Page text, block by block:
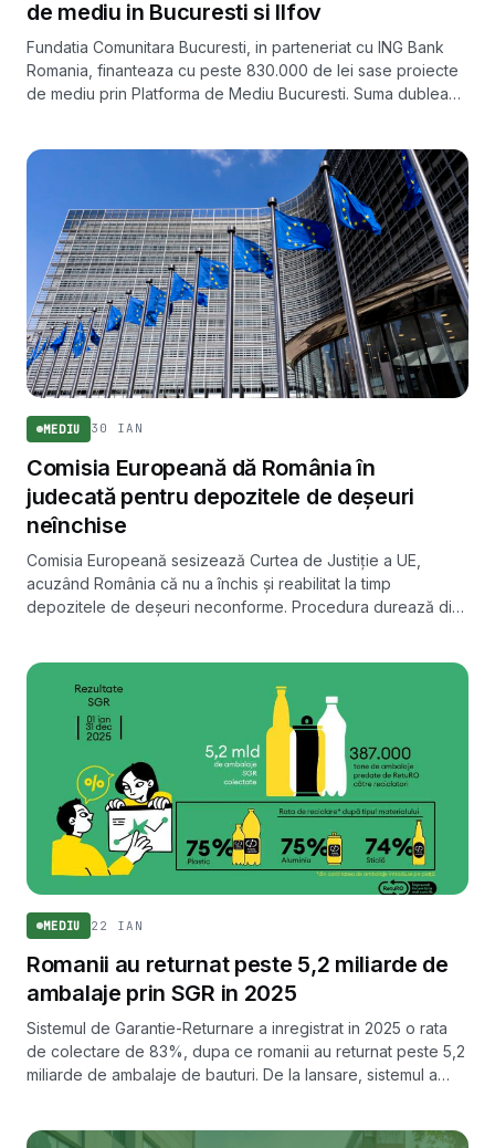
de mediu in Bucuresti si Ilfov
Fundatia Comunitara Bucuresti, in parteneriat cu ING Bank
Romania, finanteaza cu peste 830.000 de lei sase proiecte
de mediu prin Platforma de Mediu Bucuresti. Suma dubleaza
MEDIU 30 IAN
Comisia Europeană dă România în
judecată pentru depozitele de deșeuri
neînchise
Comisia Europeană sesizează Curtea de Justiție a UE,
acuzând România că nu a închis și reabilitat la timp
depozitele de deșeuri neconforme. Procedura durează din
MEDIU 22 IAN
Romanii au returnat peste 5,2 miliarde de
ambalaje prin SGR in 2025
Sistemul de Garantie-Returnare a inregistrat in 2025 o rata
de colectare de 83%, dupa ce romanii au returnat peste 5,2
miliarde de ambalaje de bauturi. De la lansare, sistemul a